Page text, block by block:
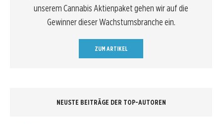
unserem Cannabis Aktienpaket gehen wir auf die
Gewinner dieser Wachstumsbranche ein.
ZUM ARTIKEL
NEUSTE BEITRÄGE DER TOP-AUTOREN